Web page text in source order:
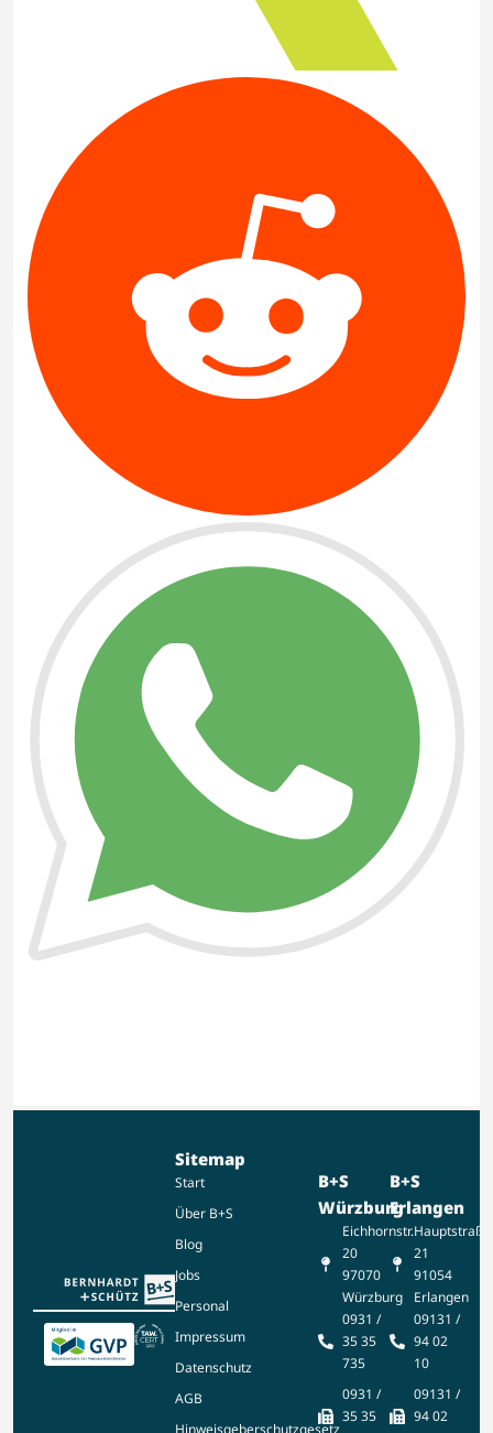
B+S
Erlangen
Hauptstraße
21
91054
Erlangen
09131 /
94 02
10
09131 /
94 02
B+S
Würzburg
Eichhornstr.
20
97070
Würzburg
0931 /
35 35
735
0931 /
35 35
Sitemap
Start
Über B+S
Blog
Jobs
Personal
Impressum
Datenschutz
AGB